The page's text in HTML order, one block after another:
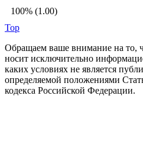
100% (1.00)
Top
Обращаем ваше внимание на то,
носит исключительно
каких условиях не является
определяемой положениями
кодекса Российской Федерации.